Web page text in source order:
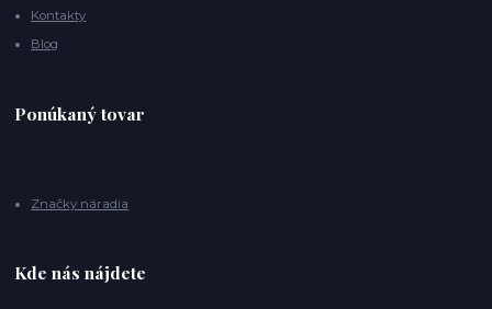
Kontakty
Blog
Ponúkaný tovar
Značky náradia
Kde nás nájdete